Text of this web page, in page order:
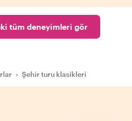
tüm deneyimleri gör
› Şehir turu klasikleri